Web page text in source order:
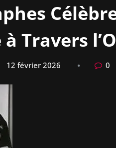
à Travers
12 février 2026 0